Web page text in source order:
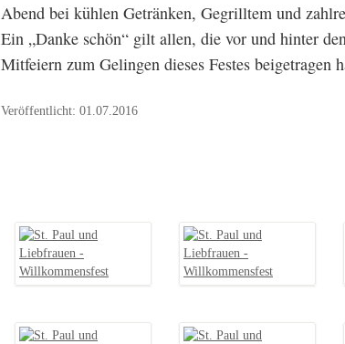
Abend bei kühlen Getränken, Gegrilltem und
Ein „Danke schön“ gilt allen, die vor und hinter
Mitfeiern zum Gelingen dieses Festes beigetragen
Veröffentlicht: 01.07.2016